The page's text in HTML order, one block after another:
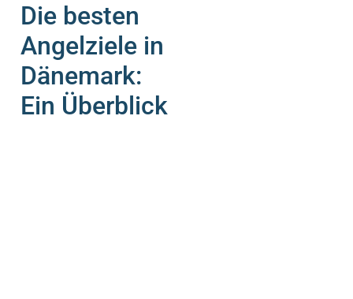
Die besten
Angelziele in
Dänemark:
Ein Überblick